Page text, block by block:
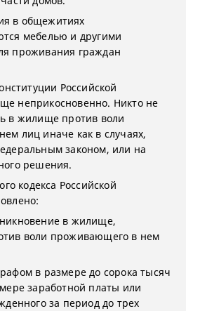
в общежитиях
мебелью и другими
проживания граждан
Российской
неприкосновенно. Никто не
в жилище против воли
лиц иначе как в случаях,
законом, или на
решения.
кодекса Российской
в жилище,
воли проживающего в нем
в размере до сорока тысяч
заработной платы или
за период до трех